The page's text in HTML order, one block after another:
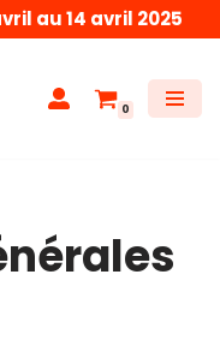
au 14 avril 2025
0